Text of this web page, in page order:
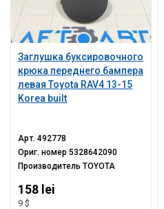
Заглушка буксировочного
крюка переднего бампера
левая Toyota RAV4 13-15
Korea built
Арт.492778
Ориг. номер5328642090
ПроизводительTOYOTA
158 lei
9 $